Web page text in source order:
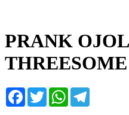
PRANK
Facebook
TwitterWhatsApp